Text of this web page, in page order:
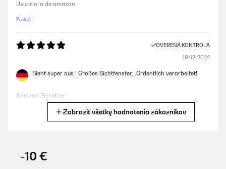
Usuario/a de amazon
Preložiť
OVERENÁ KONTROLA
19/12/2024
Sieht super aus ! Großes Sichtfenster...Ordentlich verarbeitet!
Amazon-Benutzer
Zobraziť všetky hodnotenia zákazníkov
-10 €